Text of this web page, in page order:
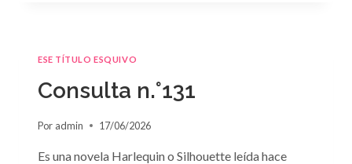
ESE TÍTULO ESQUIVO
Consulta n.°131
Por admin 17/06/2026
Es una novela Harlequin o Silhouette leída hace